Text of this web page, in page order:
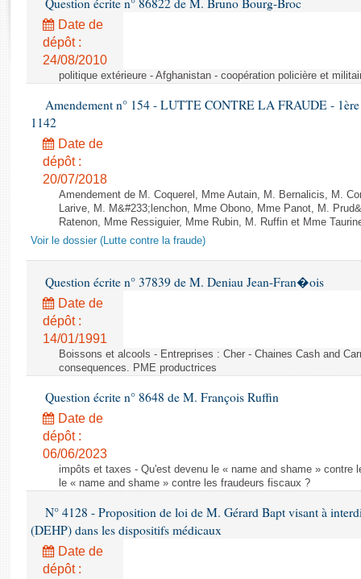
Rapports d'enquête
Rapports législatifs
Rapports sur l'application des lois
Baromètre de l’application des lois
Dossiers législatifs
Budget et sécurité sociale
Questions écrites et orales
Comptes rendus des débats
Question écrite n° 86822 de M. Bruno Bourg-Broc
Date de
dépôt :
24/08/2010
politique extérieure - Afghanistan - coopération policière et
Amendement n° 154 - LUTTE CONTRE LA FRAUDE - 1ère
1142
Date de
dépôt :
20/07/2018
Amendement de M. Coquerel, Mme Autain, M. Bernalicis, M.
Larive, M. M&#233;lenchon, Mme Obono, Mme Panot, M.
Ratenon, Mme Ressiguier, Mme Rubin, M. Ruffin et Mme
Voir le dossier (Lutte contre la fraude)
Question écrite n° 37839 de M. Deniau Jean-Fran�ois
Date de
dépôt :
14/01/1991
Boissons et alcools - Entreprises : Cher - Chaines Cash and
consequences. PME productrices
Question écrite n° 8648 de M. François Ruffin
Date de
dépôt :
06/06/2023
impôts et taxes - Qu'est devenu le « name and shame » contre
le « name and shame » contre les fraudeurs fiscaux ?
N° 4128 - Proposition de loi de M. Gérard Bapt visant à
(DEHP) dans les dispositifs médicaux
Date de
dépôt :